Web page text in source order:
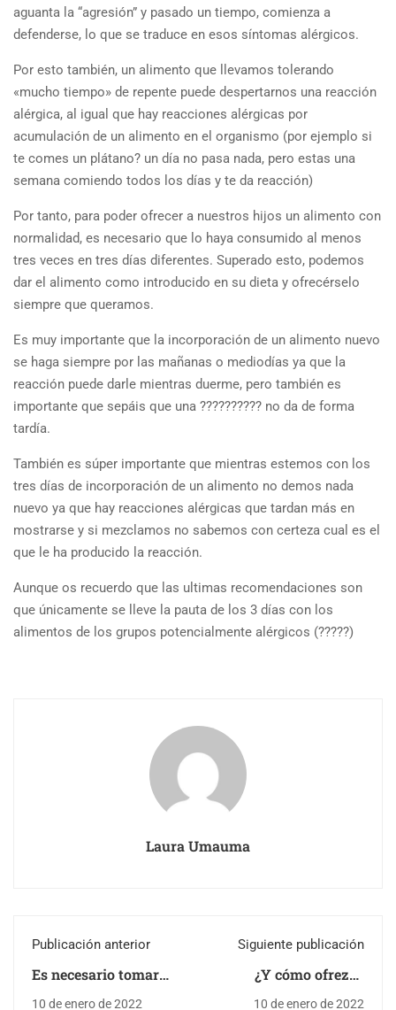
aguanta la “agresión” y pasado un tiempo, comienza a
defenderse, lo que se traduce en esos síntomas alérgicos.
Por esto también, un alimento que llevamos tolerando
«mucho tiempo» de repente puede despertarnos una reacción
alérgica, al igual que hay reacciones alérgicas por
acumulación de un alimento en el organismo (por ejemplo si
te comes un plátano? un día no pasa nada, pero estas una
semana comiendo todos los días y te da reacción)
Por tanto, para poder ofrecer a nuestros hijos un alimento con
normalidad, es necesario que lo haya consumido al menos
tres veces en tres días diferentes. Superado esto, podemos
dar el alimento como introducido en su dieta y ofrecérselo
siempre que queramos.
Es muy importante que la incorporación de un alimento nuevo
se haga siempre por las mañanas o mediodías ya que la
reacción puede darle mientras duerme, pero también es
importante que sepáis que una ?????????? no da de forma
tardía.
También es súper importante que mientras estemos con los
tres días de incorporación de un alimento no demos nada
nuevo ya que hay reacciones alérgicas que tardan más en
mostrarse y si mezclamos no sabemos con certeza cual es el
que le ha producido la reacción.
Aunque os recuerdo que las ultimas recomendaciones son
que únicamente se lleve la pauta de los 3 días con los
alimentos de los grupos potencialmente alérgicos (?????)
Laura Umauma
Publicación anterior
Es necesario tomar
complejo vitamínico
10 de enero de 2022
Siguiente publicación
¿Y cómo ofrezco
cereales?
10 de enero de 2022